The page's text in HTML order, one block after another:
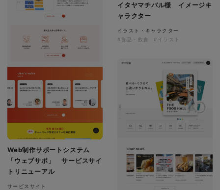
Web制作サポートシステム
「ウェブサポ」 サービスサイ
トリニューアル
サービスサイト
イタヤマチバル様 イメージキ
ャラクター
イラスト・キャラクター
#食品・飲食
#イラスト